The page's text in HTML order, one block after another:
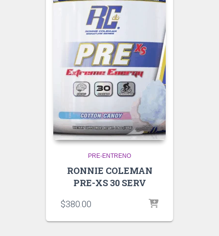
PRE-ENTRENO
RONNIE COLEMAN
PRE-XS 30 SERV
$380.00